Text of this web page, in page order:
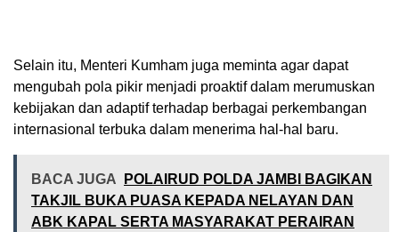
Selain itu, Menteri Kumham juga meminta agar dapat
mengubah pola pikir menjadi proaktif dalam merumuskan
kebijakan dan adaptif terhadap berbagai perkembangan
internasional terbuka dalam menerima hal-hal baru.
BACA JUGA
POLAIRUD POLDA JAMBI BAGIKAN
TAKJIL BUKA PUASA KEPADA NELAYAN DAN
ABK KAPAL SERTA MASYARAKAT PERAIRAN